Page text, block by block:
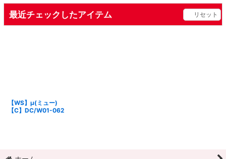
最近チェックしたアイテム リセット
【WS】μ(ミュー)
【C】DC/W01-062